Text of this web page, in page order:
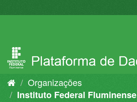
para
Organizações
Instituto Federal Fluminense